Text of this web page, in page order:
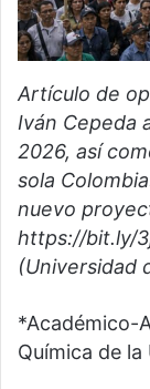
Artículo de
Iván Cepeda
2026, así
sola
nuevo
https://bit.ly/
(Universidad
*Académico-
Química de la